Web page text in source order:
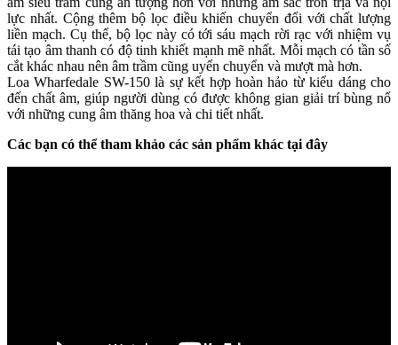
lực nhất. Cộng thêm bộ lọc điều khiển chuyển đổi với chất lượng
liền mạch. Cụ thể, bộ lọc này có tới sáu mạch rời rạc với nhiệm vụ
tái tạo âm thanh có độ tinh khiết mạnh mẽ nhất. Mỗi mạch có tần số
cắt khác nhau nên âm trầm cũng uyển chuyển và mượt mà hơn.
Loa Wharfedale SW-150 là sự kết hợp hoàn hảo từ kiểu dáng cho
đến chất âm, giúp người dùng có được không gian giải trí bùng nổ
với những cung âm thăng hoa và chi tiết nhất.
Các bạn có thể tham khảo các sản phẩm khác tại đây